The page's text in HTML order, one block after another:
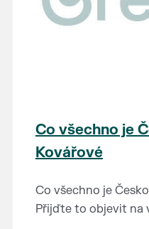
Co všechno je
Kovářové
Co všechno je
Přijďte to objevit na